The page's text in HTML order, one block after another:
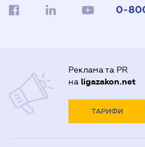
0-
Реклама та PR
на ligazakon.net
ТАРИФИ